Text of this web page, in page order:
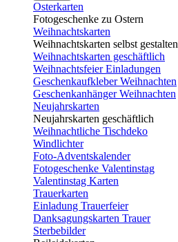
Osterkarten
Fotogeschenke zu Ostern
Weihnachtskarten
Weihnachtskarten selbst gestalten
Weihnachtskarten geschäftlich
Weihnachtsfeier Einladungen
Geschenkaufkleber Weihnachten
Geschenkanhänger Weihnachten
Neujahrskarten
Neujahrskarten geschäftlich
Weihnachtliche Tischdeko
Windlichter
Foto-Adventskalender
Fotogeschenke Valentinstag
Valentinstag Karten
Trauerkarten
Einladung Trauerfeier
Danksagungskarten Trauer
Sterbebilder